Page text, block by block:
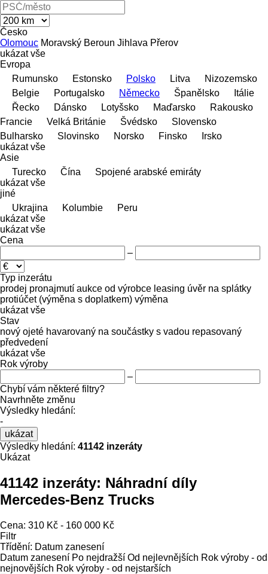
Česko
Olomouc Moravský Beroun Jihlava Přerov
ukázat vše
Evropa
Rumunsko
Estonsko Polsko Litva
Nizozemsko
Belgie
Portugalsko Německo Španělsko
Itálie
Řecko
Dánsko Lotyšsko Maďarsko
Rakousko
Francie
Velká Británie Švédsko
Slovensko
Bulharsko
Slovinsko Norsko Finsko
Irsko
ukázat vše
Asie
Turecko
Čína
Spojené arabské emiráty
ukázat vše
jiné
Ukrajina
Kolumbie
Peru
ukázat vše
ukázat vše
Cena
–
Typ inzerátu
prodej pronajmutí aukce od výrobce leasing úvěr na splátky
protiúčet (výměna s doplatkem) výměna
ukázat vše
Stav
nový ojeté havarovaný na součástky s vadou repasovaný
předvedení
ukázat vše
Rok výroby
–
Chybí vám některé filtry?
Navrhněte změnu
Výsledky hledání:
-
ukázat
Výsledky hledání: 41142 inzeráty
Ukázat
41142 inzeráty: Náhradní díly
Mercedes-Benz Trucks
Cena: 310 Kč - 160 000 Kč
Filtr
Třídění: Datum zanesení
Datum zanesení Po nejdražší Od nejlevnějších Rok výroby - od
nejnovějších Rok výroby - od nejstarších